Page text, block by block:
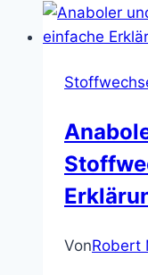
VonRobert